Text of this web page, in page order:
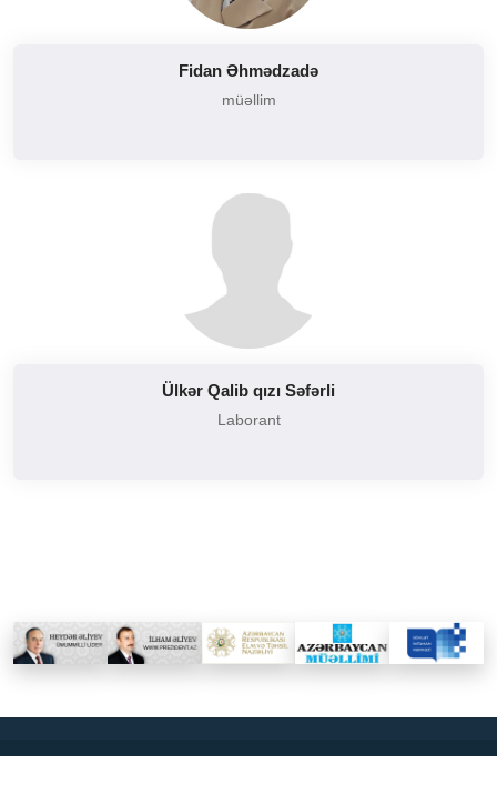
Fidan Əhmədzadə
müəllim
Ülkər Qalib qızı Səfərli
Laborant